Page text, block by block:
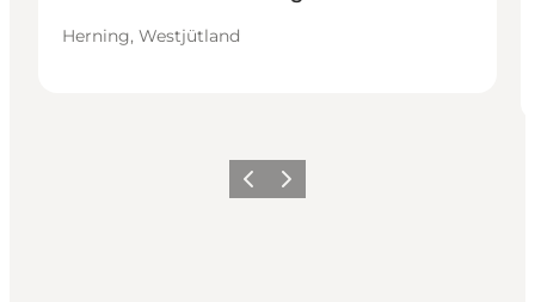
Herning, Westjütland
ZurückWeiter